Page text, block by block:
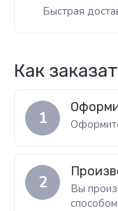
Быстрая
Как
1
2
Вы
способом